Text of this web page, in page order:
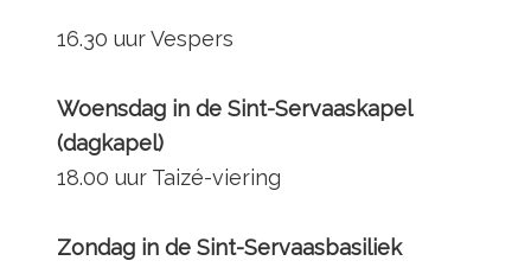
16.30 uur Vespers
Woensdag in de Sint-Servaaskapel
(dagkapel)
18.00 uur Taizé-viering
Zondag in de Sint-Servaasbasiliek